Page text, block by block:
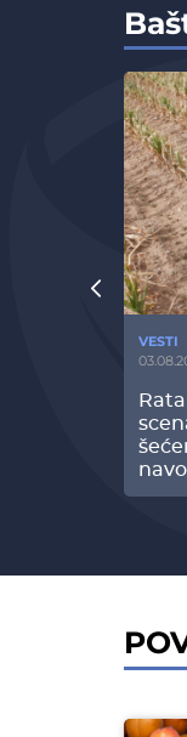
VESTI